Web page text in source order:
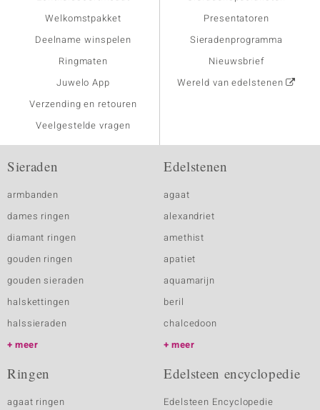
Welkomstpakket
Deelname winspelen
Ringmaten
Juwelo App
Verzending en retouren
Veelgestelde vragen
Presentatoren
Sieradenprogramma
Nieuwsbrief
Wereld van edelstenen
Sieraden
armbanden
dames ringen
diamant ringen
gouden ringen
gouden sieraden
halskettingen
halssieraden
meer
Edelstenen
agaat
alexandriet
amethist
apatiet
aquamarijn
beril
chalcedoon
meer
Ringen
agaat ringen
Edelsteen encyclopedie
Edelsteen Encyclopedie